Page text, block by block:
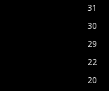
31
30
29
22
20